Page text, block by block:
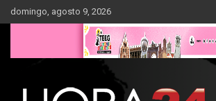
Saltar
al
domingo, agosto 9, 2026